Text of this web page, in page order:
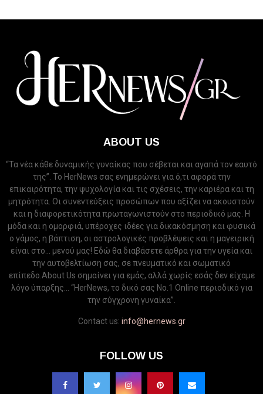
ABOUT US
“Τα νέα κάθε δυναμικής γυναίκας που σέβεται και αγαπά τον εαυτό
της”. Το HerNews σας ενημερώνει για ό,τι αφορά την
επικαιρότητα, την ψυχολογία και τις σχέσεις, την καριέρα και τη
μητρότητα. Οι συνεντεύξεις προσώπων που αξίζει να ακουστούν
και η διαφορετικότητα πρωταγωνιστούν στο περιοδικό μας. Η
μόδα και η ομορφιά, υπέροχες ιδέες για δικακόσμηση και φυσικά
ο γάμος, η βάπτιση, οι αστρολογικές προβλέψεις και η μαγειρική
είναι στο... μενού μας! Εδώ θα διαβάσετε άρθρα για την υγεία και
την αυτοβελτίωση σας, σε πνευματικό και σωματικό
επίπεδο.About Us σημαίνει για εμάς, αλλά χωρίς εσάς δεν είχαμε
λόγο ύπαρξης... “HerNews, το δικό σας Νo.1 Online περιοδικό για
την σύγχρονη γυναίκα”.
Contact us: info@hernews.gr
FOLLOW US